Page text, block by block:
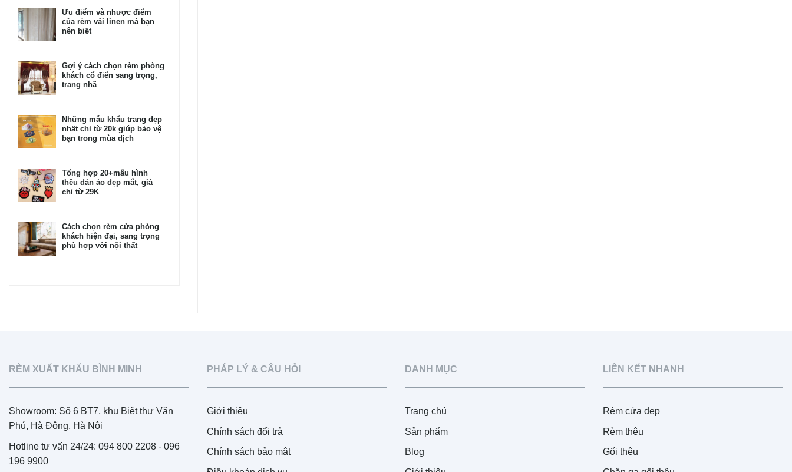
Ưu điểm và nhược điểm
của rèm vải linen mà bạn
nên biết
Gợi ý cách chọn rèm phòng
khách cổ điển sang trọng,
trang nhã
Những mẫu khẩu trang đẹp
nhất chỉ từ 20k giúp bảo vệ
bạn trong mùa dịch
Tổng hợp 20+mẫu hình
thêu dán áo đẹp mắt, giá
chỉ từ 29K
Cách chọn rèm cửa phòng
khách hiện đại, sang trọng
phù hợp với nội thất
RÈM XUẤT KHẨU BÌNH MINH
Showroom: Số 6 BT7, khu Biệt thự Văn
Phú, Hà Đông, Hà Nội
Hotline tư vấn 24/24: 094 800 2208 - 096
196 9900
PHÁP LÝ & CÂU HỎI
Giới thiệu
Chính sách đổi trả
Chính sách bảo mật
DANH MỤC
Trang chủ
Sản phẩm
Blog
LIÊN KẾT NHANH
Rèm cửa đẹp
Rèm thêu
Gối thêu